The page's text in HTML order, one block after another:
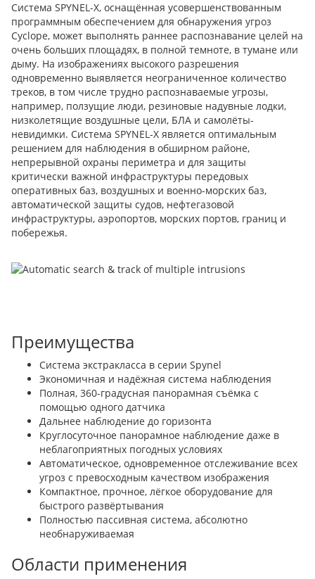
Система SPYNEL-X, оснащённая усовершенствованным
программным обеспечением для обнаружения угроз
Cyclope, может выполнять раннее распознавание целей на
очень больших площадях, в полной темноте, в тумане или
дыму. На изображениях высокого разрешения
одновременно выявляется неограниченное количество
треков, в том числе трудно распознаваемые угрозы,
например, ползущие люди, резиновые надувные лодки,
низколетящие воздушные цели, БЛА и самолёты-
невидимки. Система SPYNEL-X является оптимальным
решением для наблюдения в обширном районе,
непрерывной охраны периметра и для защиты
критически важной инфраструктуры передовых
оперативных баз, воздушных и военно-морских баз,
автоматической защиты судов, нефтегазовой
инфраструктуры, аэропортов, морских портов, границ и
побережья.
Преимущества
Система экстракласса в серии Spynel
Экономичная и надёжная система наблюдения
Полная, 360-градусная панорамная съёмка с
помощью одного датчика
Дальнее наблюдение до горизонта
Круглосуточное панорамное наблюдение даже в
неблагоприятных погодных условиях
Автоматическое, одновременное отслеживание всех
угроз с превосходным качеством изображения
Компактное, прочное, лёгкое оборудование для
быстрого развёртывания
Полностью пассивная система, абсолютно
необнаруживаемая
Области применения